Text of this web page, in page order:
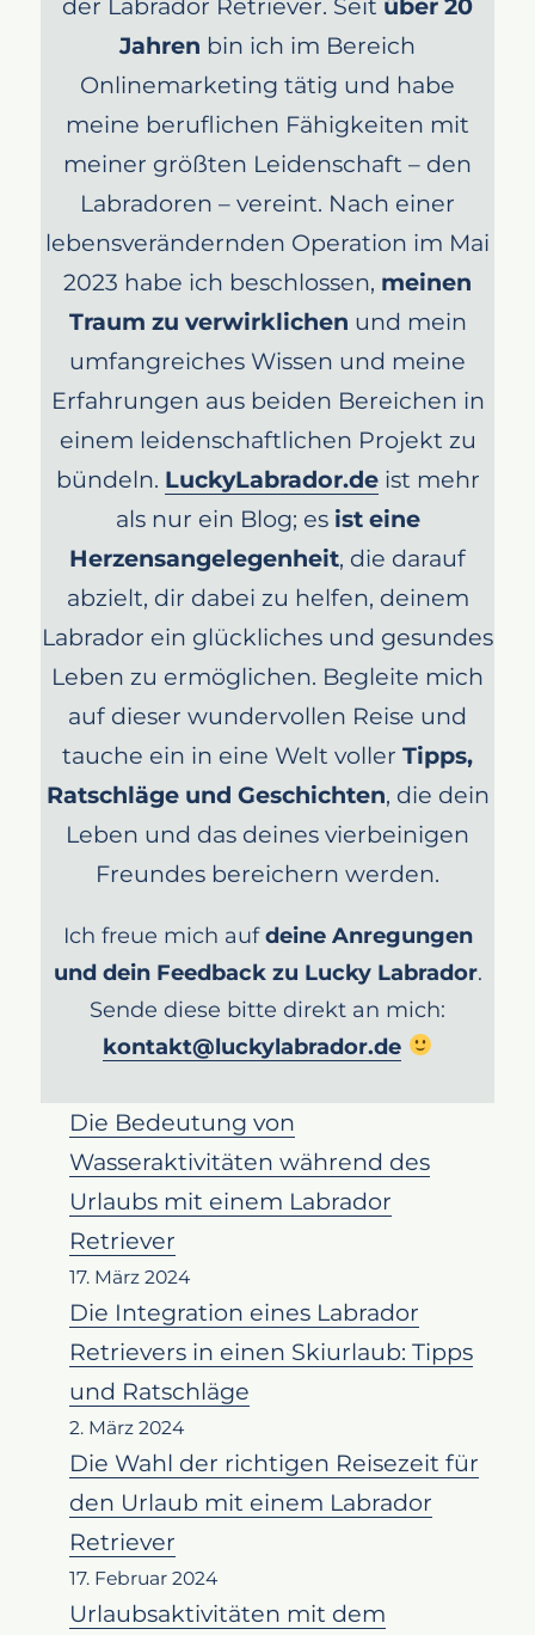
Jahren bin ich im Bereich
Onlinemarketing tätig und habe
meine beruflichen Fähigkeiten mit
meiner größten Leidenschaft – den
Labradoren – vereint. Nach einer
lebensverändernden Operation im Mai
2023 habe ich beschlossen, meinen
Traum zu verwirklichen und mein
umfangreiches Wissen und meine
Erfahrungen aus beiden Bereichen in
einem leidenschaftlichen Projekt zu
bündeln. LuckyLabrador.deist mehr
als nur ein Blog; es ist eine
Herzensangelegenheit, die darauf
abzielt, dir dabei zu helfen, deinem
Labrador ein glückliches und gesundes
Leben zu ermöglichen. Begleite mich
auf dieser wundervollen Reise und
tauche ein in eine Welt voller Tipps,
Ratschläge und Geschichten, die dein
Leben und das deines vierbeinigen
Freundes bereichern werden.
Ich freue mich aufdeine Anregungen
und dein Feedback zu Lucky Labrador.
Sende diese bitte direkt an mich:
kontakt@luckylabrador.de
Die Bedeutung von
Wasseraktivitäten während des
Urlaubs mit einem Labrador
Retriever
17. März 2024
Die Integration eines Labrador
Retrievers in einen Skiurlaub: Tipps
und Ratschläge
2. März 2024
Die Wahl der richtigen Reisezeit für
den Urlaub mit einem Labrador
Retriever
17. Februar 2024
Urlaubsaktivitäten mit dem